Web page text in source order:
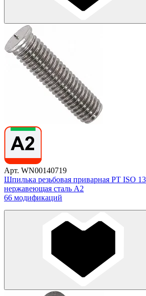
Арт. WN00140719
Шпилька резьбовая приварная PT ISO
нержавеющая сталь А2
66 модификаций